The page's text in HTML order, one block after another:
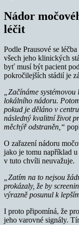
Nádor
léčit
Podle Prausové se
všech jeho klinických
byť musí být pacient
pokročilejších stádií je
„Začínáme systémovou
lokálního nádoru.
pokud je děláno v
následný kvalitní život
měchýř odstraněn,“
O zařazení nádoru
jako je tomu například
v tuto chvíli neuvažuje.
„Zatím na to nejsou
prokázaly, že by
výrazně posunul k
I proto připomíná, že
jeho varovné signály.